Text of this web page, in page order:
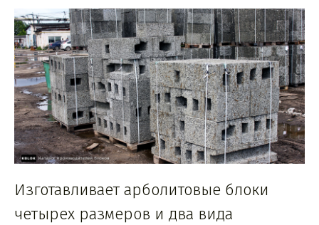
Изготавливает арболитовые блоки
четырех размеров и два вида